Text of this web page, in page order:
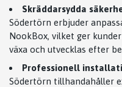
Skräddarsydda
Södertörn erbjuder
NookBox, vilket ger
växa och utvecklas efter
Professionell
Södertörn tillhandahåller